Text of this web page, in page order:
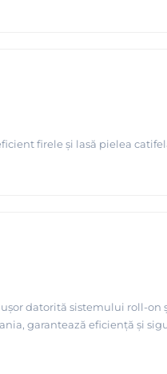
firele și lasă pielea
datorită sistemului roll-
garantează eficiență și